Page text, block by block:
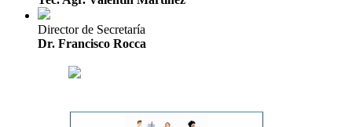
Director de Secretaría
Dr. Francisco Rocca